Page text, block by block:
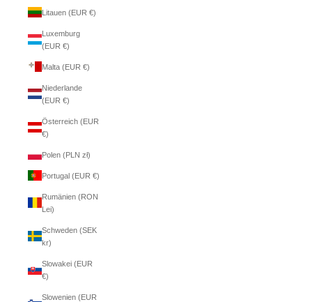
Litauen (EUR €)
Luxemburg
(EUR €)
Malta (EUR €)
Niederlande
(EUR €)
Österreich (EUR
€)
Polen (PLN zł)
Portugal (EUR €)
Rumänien (RON
Lei)
Schweden (SEK
kr)
Slowakei (EUR
€)
Slowenien (EUR